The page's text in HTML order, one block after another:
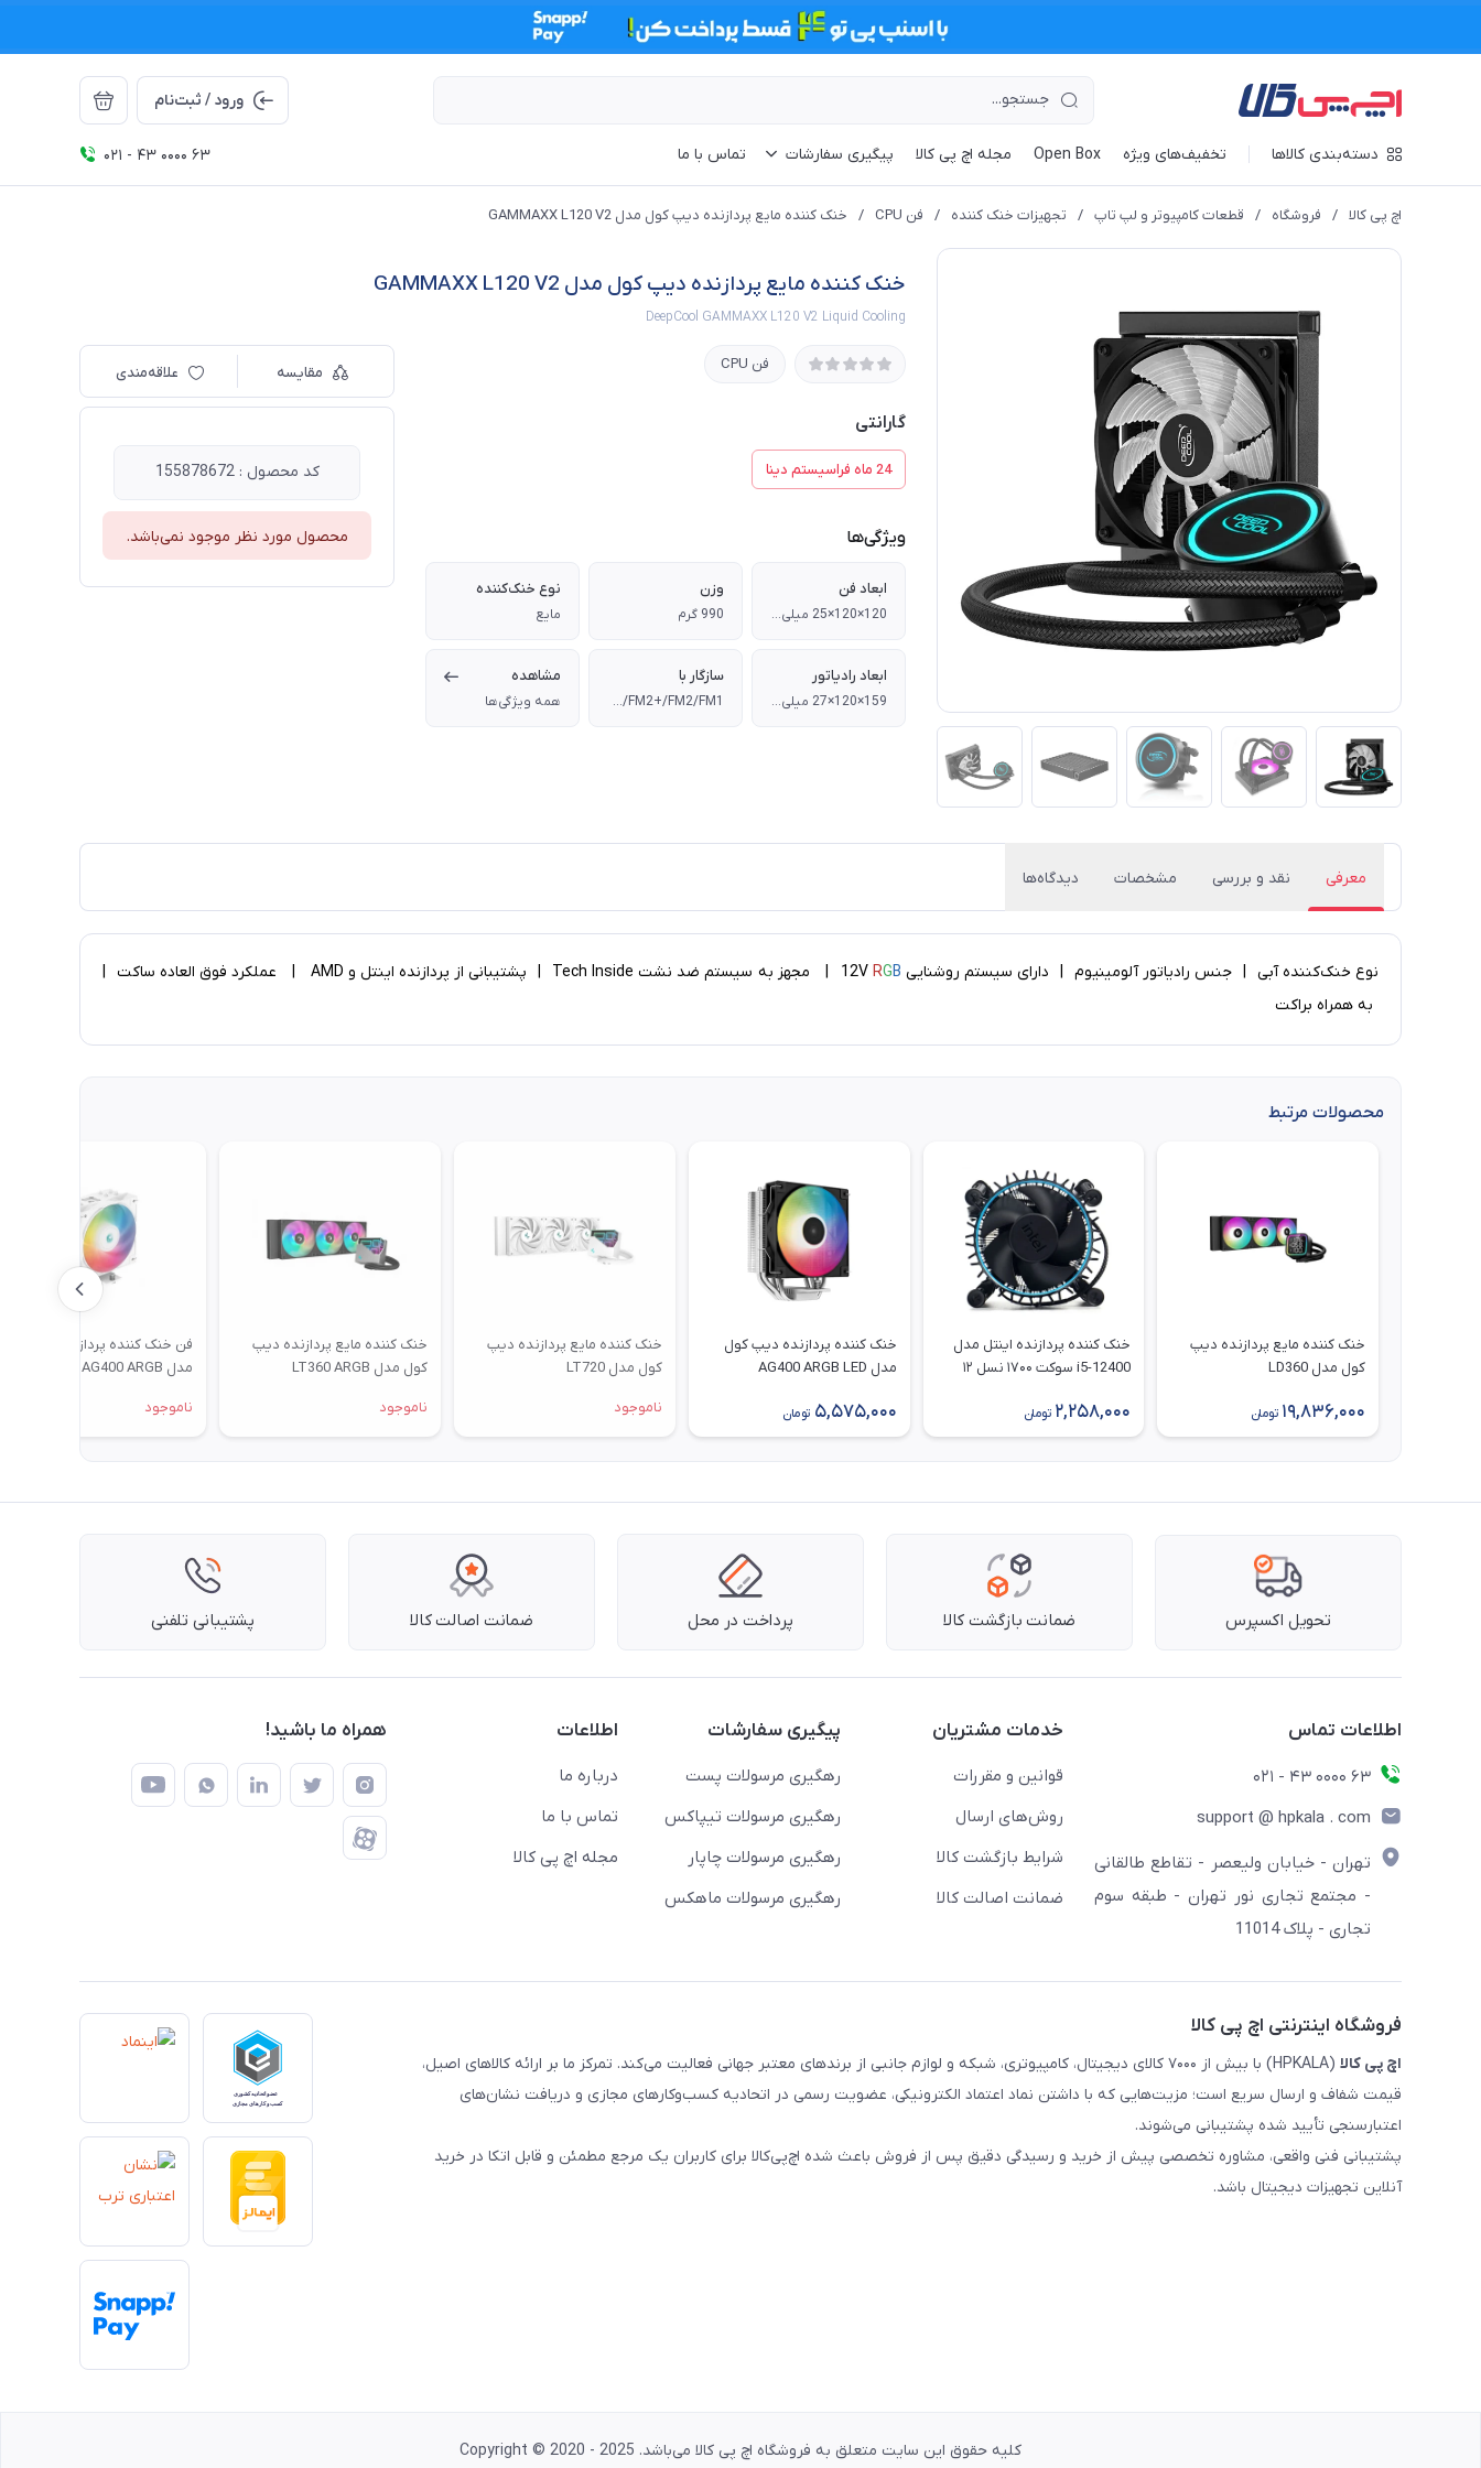
ورود / ثبت‌نام
دسته‌بندی کالاها تخفیف‌های ویژه Open Box مجله اچ پی کالا پیگیری سفارشات تماس با ما 021 - 43 0000 63
اچ پی کالا / فروشگاه / قطعات کامپیوتر و لپ تاپ / تجهیزات خنک کننده / فن CPU / خنک کننده مایع پردازنده دیپ کول مدل GAMMAXX L120 V2
خنک کننده مایع پردازنده دیپ کول مدل GAMMAXX L120 V2
DeepCool GAMMAXX L120 V2 Liquid Cooling
فن CPU
گارانتی
24 ماه فراسیستم دینا
ویژگی‌ها
ابعاد فن
120×120×25 میلی‌متر
وزن
990 گرم
نوع خنک‌کننده
مایع
ابعاد رادیاتور
159×120×27 میلی متر
سازگار با
Intel : LGA20XX/LGA1366/LGA115X ، AMD : AM4/AM3+/AM3/AM2+/AM2/FM2+/FM2/FM1
مشاهده
همه ویژگی‌ها
مقایسه علاقه‌مندی
کد محصول : 155878672
محصول مورد نظر موجود نمی‌باشد.
معرفی نقد و بررسی مشخصات دیدگاه‌ها
نوع خنک‌کننده آبی | جنس رادیاتور آلومینیوم | دارای سیستم روشنایی 12V RGB
| مجهز به سیستم ضد نشت Tech Inside | پشتیبانی از پردازنده اینتل و AMD | عملکرد فوق العاده ساکت |
به همراه براکت
محصولات مرتبط
خنک کننده مایع پردازنده دیپ
کول مدل LD360
19,836,000 تومان
خنک کننده پردازنده اینتل مدل
i5-12400 سوکت ۱۷۰۰ نسل ۱۲
2,258,000 تومان
خنک کننده پردازنده دیپ کول
مدل AG400 ARGB LED
5,575,000 تومان
خنک کننده مایع پردازنده دیپ
کول مدل LT720
ناموجود
خنک کننده مایع پردازنده دیپ
کول مدل LT360 ARGB
ناموجود
فن خنک کننده پردازنده دیپ کول
مدل AG400 ARGB
ناموجود
تحویل اکسپرس ضمانت بازگشت کالا پرداخت در محل ضمانت اصالت کالا پشتیبانی تلفنی
اطلاعات تماس
63 0000 43 - 021
support @ hpkala . com
تهران - خیابان ولیعصر - تقاطع طالقانی
- مجتمع تجاری نور تهران - طبقه سوم
تجاری - پلاک 11014
خدمات مشتریان
قوانین و مقررات
روش‌های ارسال
شرایط بازگشت کالا
ضمانت اصالت کالا
پیگیری سفارشات
رهگیری مرسولات پست
رهگیری مرسولات تیپاکس
رهگیری مرسولات چاپار
رهگیری مرسولات ماهکس
اطلاعات
درباره ما
تماس با ما
مجله اچ پی کالا
همراه ما باشید!
فروشگاه اینترنتی اچ پی کالا
اچ‌ پی‌ کالا
(HPKALA) با بیش از ۷۰۰۰ کالای دیجیتال، کامپیوتری، شبکه و لوازم جانبی از برندهای معتبر جهانی فعالیت می‌کند. تمرکز ما بر ارائه کالاهای اصیل،
قیمت شفاف و ارسال سریع است؛ مزیت‌هایی که با داشتن نماد اعتماد الکترونیکی، عضویت رسمی در اتحادیه کسب‌وکارهای مجازی و دریافت نشان‌های
اعتبارسنجی تأیید شده پشتیبانی می‌شوند.
پشتیبانی فنی واقعی، مشاوره تخصصی پیش از خرید و رسیدگی دقیق پس از فروش باعث شده اچ‌پی‌کالا برای کاربران یک مرجع مطمئن و قابل اتکا در خرید
آنلاین تجهیزات دیجیتال باشد.
کلیه حقوق این سایت متعلق به فروشگاه اچ پی کالا می‌باشد. Copyright © 2020 - 2025